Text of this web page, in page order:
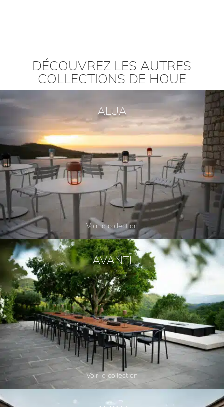
DÉCOUVREZ LES AUTRES
COLLECTIONS DE HOUE
ALUA
Voir la collection
AVANTI
Voir la collection